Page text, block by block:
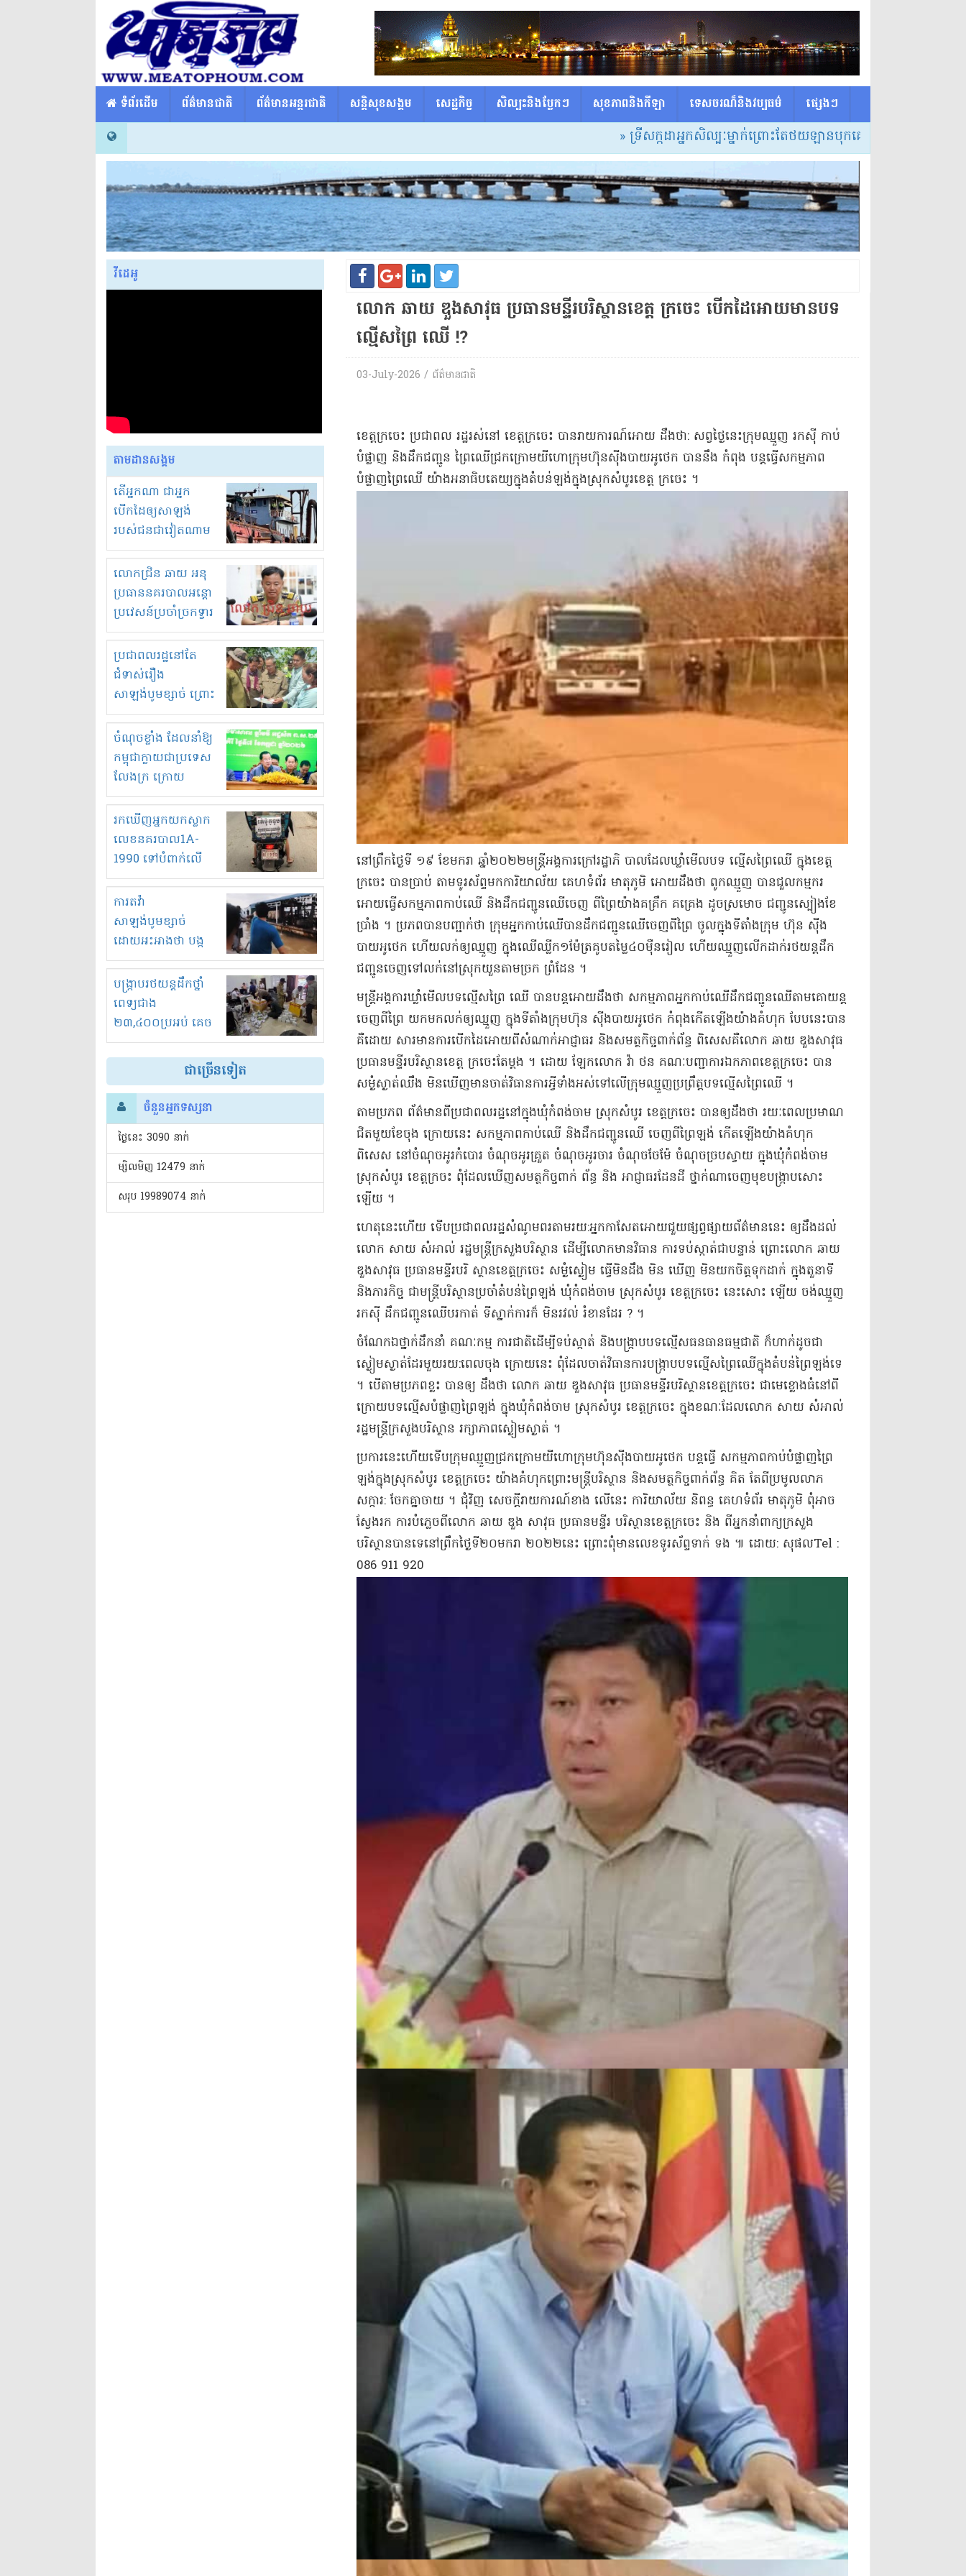
​​ ទំព័រដើម ព័ត៌មានជាតិ ព័ត៌មានអន្តរជាតិ សន្តិសុខសង្គម សេដ្ឋកិច្ច សិល្បះនិងប្លែកៗ សុខភាពនិងកីឡា ទេសចរណ៏និងវប្បធម៌ ផ្សេង​ៗ
» ទ្រីសក្កដាអ្នកសិល្បៈម្នាក់ព្រោះតែថយឡានបុកគេស្លាប់ត្រូវចោទពីបទប្រើគ្រឿងញៀ
វីដេអូ
តាមដានសង្គម
តើអ្នកណា ជាអ្នក
បើកដៃឲ្យសាឡង់
របស់ជនជាវៀតណាម
ចូល មកខុស
ច្បាប់លួចបូមខ្សាច់នៅ
ក្នុងប្រទេសកម្ពុជា
លោកជ្រិន ឆាយ អនុ
ប្រធាននគរបាលអន្តោ
ប្រវេសន៍ប្រចាំច្រកទ្វារ
ព្រំដែនភ្នំឌិន និងឈ្មួញ
មួយចំនួនទៀត
កំពង់តែគុបគិតគ្នា
ធ្វើសកម្មភាពរកស៊ីនិង
ស្តុកទំនិញគេចពន្ធ?
ប្រជាពលរដ្ឋនៅតែ
ជំទាស់រឿង
សាឡង់បូមខ្សាច់ ព្រោះ
ខ្លាចបាក់ច្រាំងទៀត!
ចំណុចខ្លាំង ដែលនាំឱ្យ
កម្ពុជាក្លាយជាប្រទេស
លែងក្រ ក្រោយ
ឆ្នាំ២០៣០
រកឃើញអ្នកយកស្លាក
លេខនគរបាល1A-
1990 ទៅបំពាក់លើ
ម៉ូតូរបស់ខ្លួន ដាកផ្លាក
រត់ឌុបហើយ
ការតវ៉ា
សាឡង់បូមខ្សាច់
ដោយអះអាងថា បង្ក
បាក់ច្រាំងទន្លេ និង
រំខានទាំងយប់ទាំងថ្ងៃ
បង្ក្រាបរថយន្តដឹកថ្នាំ
ពេទ្យជាង
២៣,៤០០ប្រអប់ គេច
ពន្ធនិងអត់ច្បាប់នាំ
ចូល!?
ជាច្រើនទៀត
ចំនួនអ្នកទស្សនា
ថ្ងៃនេះ​ 3090 នាក់
ម្សិលមិញ 12479 នាក់
សរុប 19989074 នាក់
លោក ឆាយ ឌួង​សាវុធ ប្រធាន​មន្ទីរ​បរិស្ថាន​ខេត្ត ក្រចេះ បើកដៃ​អោយមាន​បទ
ល្មើស​ព្រៃ ឈើ !?
03-July-2026 / ព័ត៌មានជាតិ
​ខេត្តក្រចេះ ប្រជា​ពល រដ្ឋ​រស់នៅ ខេត្តក្រចេះ បាន​រាយការណ៍​អោយ ដឹងថា​: សព្វថ្ងៃនេះ​ក្រុម​​ឈ្មួញ រកស៊ី កាប់
បំផ្លាញ និង​ដឹកជញ្ជូន ព្រៃឈើ​ជ្រក​ក្រោម​យីហោ​ក្រុមហ៊ុន​ស៊ី​ង​បាយ​អូ​ថេ​ក បាន​នឹង កំពុង បន្តធ្វើ​សកម្មភាព​
បំផ្លាញ​ព្រៃឈើ យ៉ាង​អនាធិបតេយ្យ​ក្នុង​តំបន់​ឡង់​ក្នុងស្រុក​សំបូរ​ខេត្ត ក្រចេះ ។
នៅ​ព្រឹក​ថ្ងៃទី ១៩ ខែមករា ឆ្នាំ​២០២២​មន្ត្រី​អង្គការ​ក្រៅ​រដ្ឋា​ភិ បាល​ដែល​ឃ្លាំមើល​បទ ល្មើស​ព្រៃឈើ ក្នុង​ខេត្ត
ក្រចេះ បាន​ប្រាប់ តាម​ទូរស័ព្ទ​មក​ការិយាល័យ គេហទំព័រ មាតុភូមិ អោយដឹងថា ពូក​ឈ្មួញ បាន​ជួល​កម្មករ
អោយធ្វើ​សកម្មភាព​កាប់​ឈើ និង​ដឹកជញ្ជូន​ឈើ​ចេញ ពី​ព្រៃ​យ៉ាង​គគ្រឹក គគ្រេង ដូច​ស្រមោច ជញ្ជូន​ស្បៀង​ខែ
ប្រាំង ។ ប្រភព​បាន​បញ្ជាក់ថា ក្រុម​អ្នក​កាប់​ឈើ​បាន​ដឹកជញ្ជូន​ឈើ​ចេញពី​ព្រៃ ចូលក្នុង​ទីតាំង​ក្រុម ហ៊ុន ស៊ី​ង​
បាយ​អូ​ថេ​ក ហើយ​លក់​ឲ្យ​ឈ្មួញ ក្នុង​ឈើ​ឈ្លីក​១​ម៉ែត្រគូប​តម្លៃ​៤០​ម៉ឺន​រៀល ហើយ​ឈ្មួញ​លើកដាក់​រថយន្ត​ដឹក
ជញ្ជូន​ចេញទៅ​លក់​នៅ​ស្រុក​យួន​តាម​ច្រក ព្រំដែន ។
មន្ត្រី​អង្គការ​ឃ្លាំមើល​បទល្មើស​ព្រៃ ឈើ បាន​បន្ត​អោយដឹងថា សកម្មភាព​អ្នក​កាប់​ឈើ​ដឹកជញ្ជូន​ឈើ​តាម​គោយន្ត​
ចេញពី​ព្រៃ យកមក​លក់​ឲ្យ​ឈ្មួញ ក្នុង​ទីតាំង​ក្រុមហ៊ុន ស៊ី​ង​បាយ​អូ​ថេ​ក កំពុង​កើតឡើង​យ៉ាងគំហុក បែបនេះ​បាន
គឺ​ដោយ សារ​មានការ​បើកដៃ​អោយ​ពី​សំណាក់​អាជ្ញាធរ និង​សមត្ថកិច្ច​ពាក់ព័ន្ធ ពិសេស​គឺ​លោក ឆាយ ឌួង​សាវុធ
ប្រធាន​មន្ទីរ​បរិស្ថាន​ខេត្ត ក្រចេះ​តែម្តង ។ ដោយ ឡែក​លោក វ៉ា ថន គណៈបញ្ជាការ​ឯកភាព​ខេត្តក្រចេះ បាន​
សម្ងំ​ស្ងាត់ឈឹង មិនឃើញ​មាន​ចាត់វិធានការ​អ្វី​ទាំងអស់​ទៅលើ​ក្រុម​ឈ្មួញ​ប្រព្រឹត្ត​បទល្មើស​ព្រៃឈើ ។
តាម​ប្រភព ព័ត៌មាន​ពី​ប្រជាពលរដ្ឋនៅក្នុង​ឃុំ​កំពង់ចាម ស្រុក​សំបូរ ខេត្តក្រចេះ បាន​ឲ្យ​ដឹងថា រយៈពេល​ប្រមាណ​
ជិត​មួយខែ​ចុង ក្រោយនេះ សកម្មភាព​កាប់​ឈើ និង​ដឹកជញ្ជូន​ឈើ ចេញពី​ព្រៃ​ឡង់ កើតឡើង​យ៉ាងគំហុក
ពិសេស នៅ​ចំណុច​អូរ​កំបោរ ចំណុច​អូរ​គ្រួ​ត ចំណុច​អូរ​ចារ ចំណុច​ចែ​ម៉ែ ចំណុច​ច្រប​ស្វាយ ក្នុង​ឃុំ​កំពង់ចាម
ស្រុក​សំបូរ ខេត្ត​ក្រចះ ពុំដែល​ឃើញ​សមត្ថកិច្ច​ពាក់ ព័ន្ធ និង អាជ្ញាធរ​ដែនដី ថ្នាក់​ណា​ចេញមុខ​បង្ក្រាប​សោះ
ឡើយ ។
ហេតុនេះហើយ ទើប​ប្រជាពលរដ្ឋ​សំណូមពរ​តាមរយ​:​អ្នកកាសែត​អោយជួយ​ផ្សព្វផ្សាយ​ព័ត៌មាន​នេះ ឲ្យ​ដឹង​ដល់​
លោក សាយ សំ​អាល់ រដ្ឋមន្ត្រី​ក្រសួងបរិស្ថាន ដើម្បី​លោក​មាន​វិធាន ការទប់ស្កាត់​ជាបន្ទាន់ ព្រោះ​លោក ឆាយ
ឌួង​សាវុធ ប្រធាន​មន្ទីរ​បរិ ស្ថាន​ខេត្តក្រចេះ សម្ងំស្ងៀម ធ្វើ​មិនដឹង មិន ឃើញ មិន​យកចិត្តទុកដាក់ ក្នុងតួនាទី
និង​ភារកិច្ច ជា​មន្ត្រី​បរិស្ថាន​ប្រចាំ​តំបន់​ព្រៃ​ឡង់ ឃុំ​កំពង់ចាម ស្រុក​សំបូរ ខេត្តក្រចេះ នេះ​សោះ ឡើយ ចង់​ឈ្មួញ​
រកស៊ី ដឹកជញ្ជូន​ឈើ​បរ​កាត់ ទីស្នាក់ការ​ក៏ មិន​រវល់ រំខាន​ដែរ ? ។​
ចំណែកឯ​ថ្នាក់ដឹកនាំ គណៈ​កម្ម ការ​ជាតិ​ដើម្បី​ទប់ស្កាត់ និង​បង្ក្រាប​បទល្មើស​ធនធាន​ធម្មជាតិ ក៏​ហាក់ដូចជា​
ស្ងៀមស្ងាត់​ដែរ​មួយរយ​:​ពេល​ចុង ក្រោយនេះ ពុំដែល​ចាត់វិធានការ​បង្ក្រាប​ប​ទ​ល្មើស​ព្រៃឈើ​ក្នុង​តំបន់​ព្រៃ​ឡង់​ទេ​
។ បើតាម​ប្រភព​ខ្លះ បាន​ឲ្យ ដឹងថា លោក ឆាយ ឌួង​សាវុធ ប្រធាន​មន្ទីរ​បរិស្ថាន​ខេត្តក្រចេះ ជា​មេខ្លោង​ធំ​នៅ​ពី
ក្រោយ​បទល្មើស​បំផ្លាញ​ព្រៃ​ឡង់ ក្នុង​ឃុំ​កំពង់ចាម ស្រុក​សំបូរ ខេត្តក្រចេះ ក្នុងខណៈដែល​លោក សាយ សំ​អាល់
រដ្ឋមន្ត្រី​ក្រសួងបរិស្ថាន រក្សា​ភាព​ស្ងៀមស្ងាត់ ។
ប្រការ​នេះហើយ​ទើប​ក្រុម​ឈ្មួញ​ជ្រក​ក្រោម​យីហោ​ក្រុមហ៊ុន​ស៊ី​ង​បាយ​អូ​ថេ​ក បន្តធ្វើ សកម្មភាព​កាប់បំផ្លាញ​ព្រៃ​
ឡង់​ក្នុងស្រុក​សំបូរ ខេត្តក្រចេះ យ៉ាងគំហុក​ព្រោះ​មន្ត្រី​បរិស្ថាន និង​សមត្ថកិច្ច​ពាក់ព័ន្ធ គិត តែ​ពី​ប្រមូល​លាភ​
សក្ការ​: ចែកគ្នា​ចាយ ។ ជុំវិញ សេចក្តីរាយការណ៍​ខាង លើ​នេះ ការិយាល័យ និពន្ធ គេហទំព័រ មាតុភូមិ ពុំ​អាច​
ស្វែងរក ការ​បំភ្លេច​ពី​លោក ឆាយ ឌួង សាវុធ ប្រធាន​មន្ទីរ បរិស្ថាន​ខេត្តក្រចេះ និង ពី​អ្នកនាំពាក្យ​ក្រសួង
បរិស្ថាន​បានទេ​នៅ​ព្រឹក​ថ្ងៃទី​២០​មករា ២០២២​នេះ ព្រោះ​ពុំមាន​លេខ​ទូរស័ព្ទ​ទាក់ ទង ៕ ដោយ​: សុផល​Tel :
086 911 920